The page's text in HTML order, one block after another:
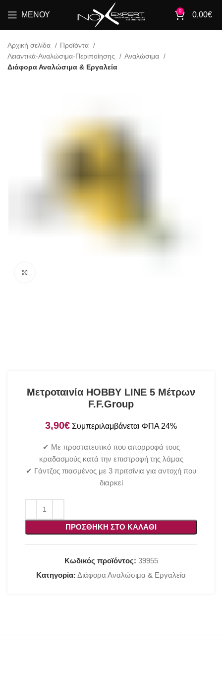
ΜΕΝΟΎ 0 0,00€
Αρχική σελίδα
Προϊόντα
Λειαντικά-Αναλώσιμα-Περιποίησης
Αναλώσιμα
Διάφορα Αναλώσιμα & Εργαλεία
Μετροταινία HOBBY LINE 5 Μέτρων
F.F.Group
€
✔ Με προστατευτικό που απορροφά τους
κραδασμούς κατά την επιστροφή της λάμας
✔ Γάντζος πιασμένος με 3 πριτσίνια για αντοχή που
διαρκεί
ΠΡΟΣΘΉΚΗ ΣΤΟ ΚΑΛΆΘΙ
Κωδικός προϊόντος: 39955
Κατηγορία: Διάφορα Αναλώσιμα & Εργαλεία